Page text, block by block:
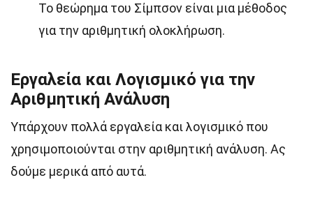
Το θεώρημα του Σίμπσον είναι μια μέθοδος
για την αριθμητική ολοκλήρωση.
Εργαλεία και Λογισμικό για την
Αριθμητική Ανάλυση
Υπάρχουν πολλά εργαλεία και λογισμικό που
χρησιμοποιούνται στην αριθμητική ανάλυση. Ας
δούμε μερικά από αυτά.